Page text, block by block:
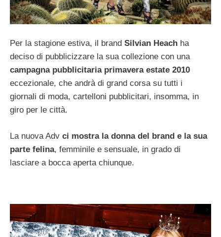
Per la stagione estiva, il brand Silvian Heach ha
deciso di pubblicizzare la sua collezione con una
campagna pubblicitaria primavera estate 2010
eccezionale, che andrà di grand corsa su tutti i
giornali di moda, cartelloni pubblicitari, insomma, in
giro per le città.
La nuova Adv ci mostra la donna del brand e la sua
parte felina, femminile e sensuale, in grado di
lasciare a bocca aperta chiunque.